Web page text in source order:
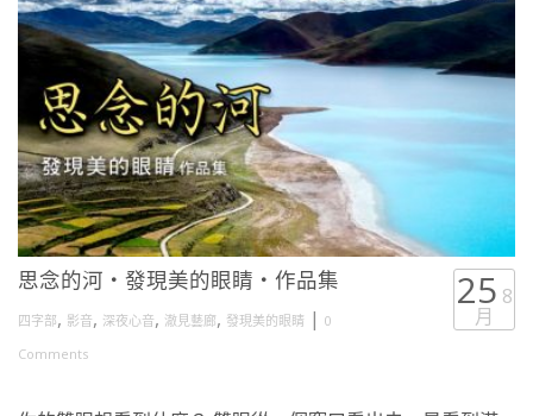
思念的河・發現美的眼睛・作品集
四字部, 影音, 深夜心音, 澈見藝廊, 發現美的眼睛 | 0
Comments
25 8
月